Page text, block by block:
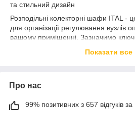
та стильний дизайн
Розподільні колекторні шафи ITAL -
для організації регулювання вузлів
вашому приміщенні. Зазначимо
Прихована конструкція: Шафа
забезпечуючи естетичний вигляд
Показати все
Про нас
99% позитивних з 657 відгуків за